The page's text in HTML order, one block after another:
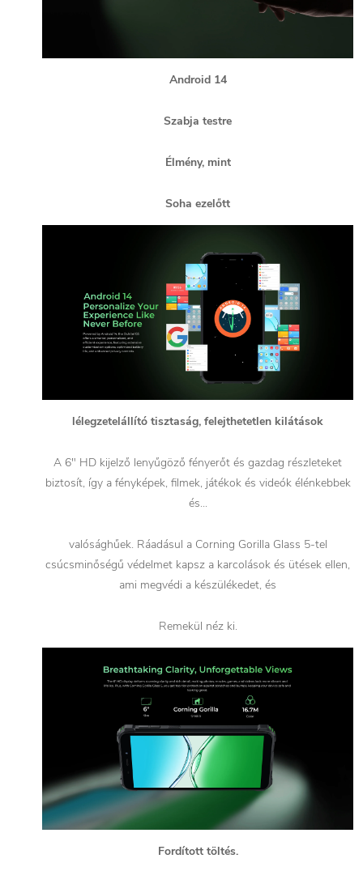
Android 14
Szabja testre
Élmény, mint
Soha ezelőtt
lélegzetelállító tisztaság, felejthetetlen kilátások
A 6" HD kijelző lenyűgöző fényerőt és gazdag részleteket
biztosít, így a fényképek, filmek, játékok és videók élénkebbek
és...
valósághűek. Ráadásul a Corning Gorilla Glass 5-tel
csúcsminőségű védelmet kapsz a karcolások és ütések ellen,
ami megvédi a készülékedet, és
Remekül néz ki.
Fordított töltés.